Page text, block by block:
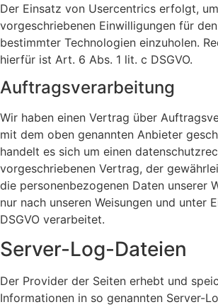
Der Einsatz von Usercentrics erfolgt,
vorgeschriebenen Einwilligungen für
bestimmter Technologien einzuholen.
hierfür ist Art. 6 Abs. 1 lit. c DSGVO.
Auftragsverarbeitung
Wir haben einen Vertrag über
mit dem oben genannten Anbieter
handelt es sich um einen
vorgeschriebenen Vertrag, der
die personenbezogenen Daten unserer
nur nach unseren Weisungen und unter
DSGVO verarbeitet.
Server-Log-Dateien
Der Provider der Seiten erhebt und
Informationen in so genannten Server-